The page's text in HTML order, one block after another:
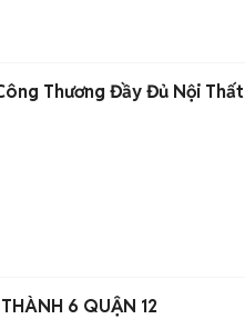
Thương Đầy Đủ Nội Thất
6 QUẬN 12